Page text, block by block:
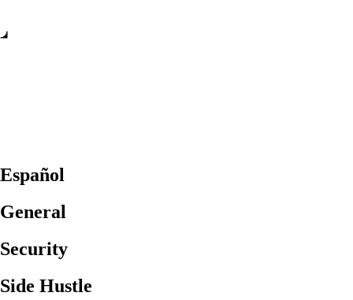
Español
General
Security
Side Hustle